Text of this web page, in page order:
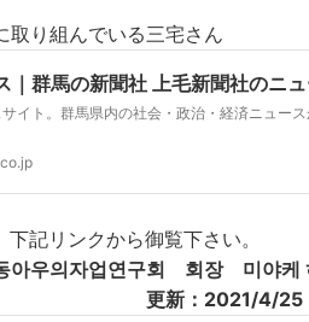
り組んでいる三宅さん
｜群馬の新聞社 上毛新聞社のニ
リンクから御覧下さい。
아우의자업연구회 회장 미야케
2021/4/25